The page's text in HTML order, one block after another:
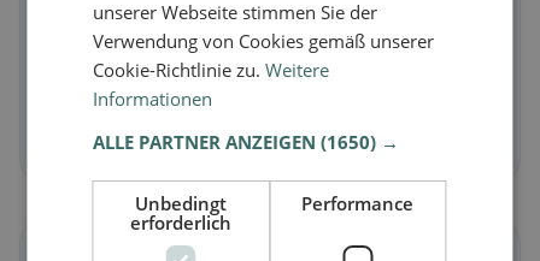
Veganin Amriswil
Pflanzliche Gerichte & vegane Küche
Jetzt entdecken →
unserer Webseite stimmen Sie der
Verwendung von Cookies gemäß unserer
Cookie-Richtlinie zu.Weitere
Informationen
ALLE PARTNER ANZEIGEN(1650) →
Unbedingt
erforderlich
Performance